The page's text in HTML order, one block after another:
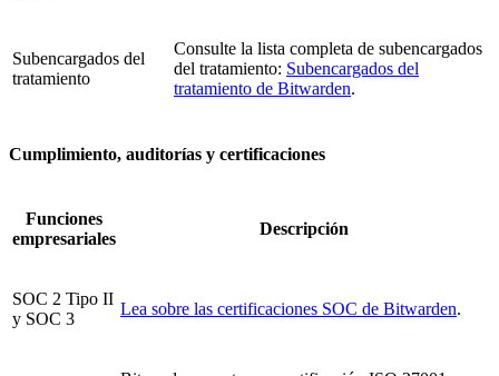
Subencargados del
tratamiento
Consulte la lista completa de subencargados
del tratamiento: Subencargados del
tratamiento de Bitwarden.
Cumplimiento, auditorías y certificaciones
Funciones
empresariales
Descripción
SOC 2 Tipo II
y SOC 3
Lea sobre las certificaciones SOC de Bitwarden.